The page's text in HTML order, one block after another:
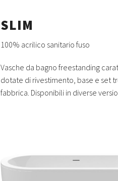
SLIM
100% acrilico sanitario fuso
Vasche da bagno freestanding
dotate di rivestimento, base e set
fabbrica. Disponibili in diverse